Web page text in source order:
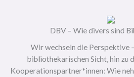
DBV – Wie divers sind
Wir wechseln die Perspektive
bibliothekarischen Sicht, hin zu
Kooperationspartner*innen: Wie